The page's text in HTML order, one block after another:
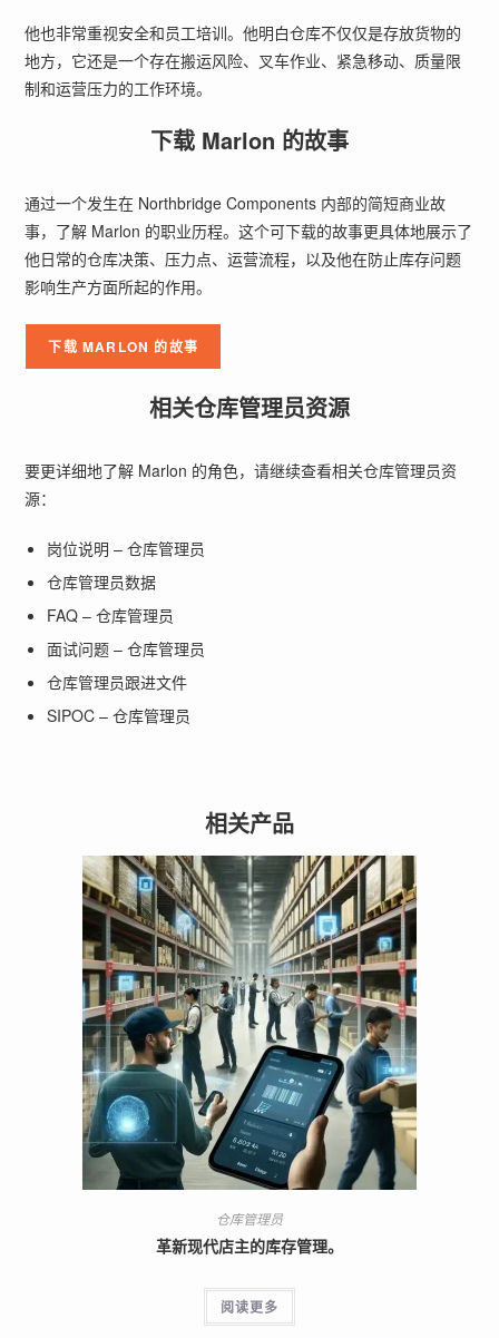
他也非常重视安全和员工培训。他明白仓库不仅仅是存放货物的
地方，它还是一个存在搬运风险、叉车作业、紧急移动、质量限
制和运营压力的工作环境。
下载 Marlon 的故事
通过一个发生在 Northbridge Components 内部的简短商业故
事，了解 Marlon 的职业历程。这个可下载的故事更具体地展示了
他日常的仓库决策、压力点、运营流程，以及他在防止库存问题
影响生产方面所起的作用。
下载 MARLON 的故事
相关仓库管理员资源
要更详细地了解 Marlon 的角色，请继续查看相关仓库管理员资
源：
岗位说明 – 仓库管理员
仓库管理员数据
FAQ – 仓库管理员
面试问题 – 仓库管理员
仓库管理员跟进文件
SIPOC – 仓库管理员
相关产品
仓库管理员
革新现代店主的库存管理。
阅读更多